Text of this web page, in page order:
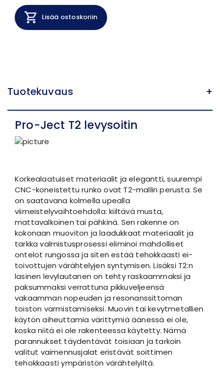
Lisää ostoskoriin
Tuotekuvaus +
Pro-Ject T2 levysoitin
Korkealaatuiset materiaalit ja elegantti, suurempi
CNC-koneistettu runko ovat T2-mallin perusta. Se
on saatavana kolmella upealla
viimeistelyvaihtoehdolla: kiiltävä musta,
mattavalkoinen tai pähkinä. Sen rakenne on
kokonaan muoviton ja laadukkaat materiaalit ja
tarkka valmistusprosessi eliminoi mahdolliset
ontelot rungossa ja siten estää tehokkaasti ei-
toivottujen värähtelyjen syntymisen. Lisäksi T2:n
lasinen levylautanen on tehty raskaammaksi ja
paksummaksi verrattuna pikkuveljeensä
vakaamman nopeuden ja resonanssittoman
toiston varmistamiseksi. Muovin tai kevytmetallien
käytön aiheuttamia värittymiä äänessä ei ole,
koska niitä ei ole rakenteessa käytetty. Nämä
parannukset täydentävät toisiaan ja tarkoin
valitut vaimennusjalat eristävät soittimen
tehokkaasti ympäristön värähtelyiltä.